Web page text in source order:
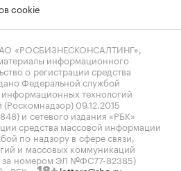
cookie
«РОСБИЗНЕСКОНСАЛТИНГ»,
информационного
о регистрации средства
Федеральной службой
технологий
09.12.2015
и сетевого издания «РБК»
средства массовой информации
по надзору в сфере связи,
и массовых коммуникаций
за номером ЭЛ №ФС77-82385)